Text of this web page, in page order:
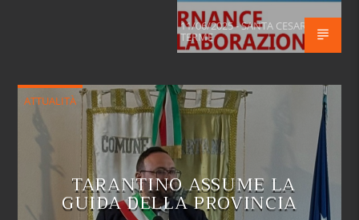
11/06/2025 - SANTA CESAREA
TERME
ATTUALITÀ
TARANTINO ASSUME LA
GUIDA DELLA PROVINCIA